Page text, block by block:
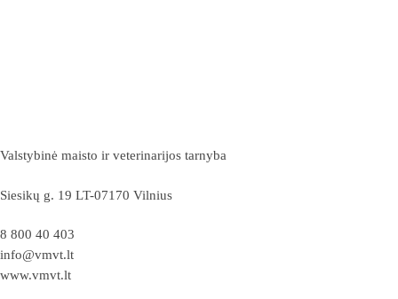
Valstybinė maisto ir veterinarijos tarnyba
Siesikų g. 19 LT-07170 Vilnius
8 800 40 403
info@vmvt.lt
www.vmvt.lt